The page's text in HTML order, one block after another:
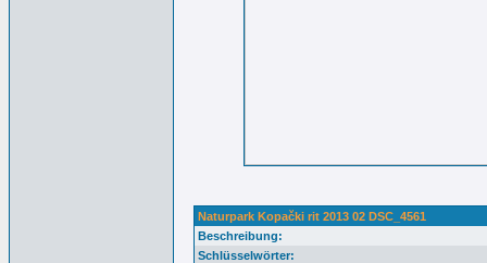
Naturpark Kopački rit 2013 02 DSC_4561
Beschreibung:
Schlüsselwörter: